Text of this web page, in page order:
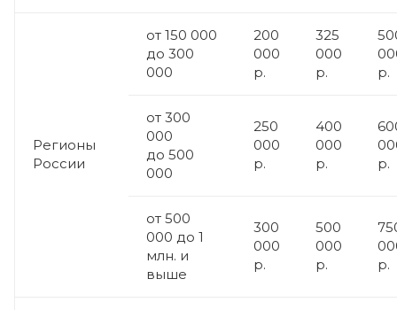
Регионы
России
от 150 000
до 300
000
200
000
р.
325
000
р.
р.
от 300
000
до 500
000
250
000
р.
400
000
р.
р.
от 500
000 до 1
млн. и
выше
300
000
р.
500
000
р.
р.